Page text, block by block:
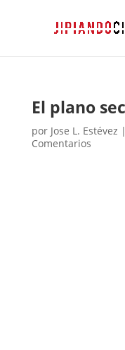
El plano
por Jose L. Estévez |
Comentarios